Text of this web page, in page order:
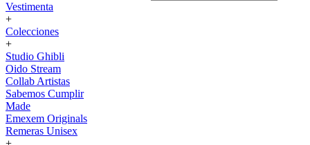
Vestimenta
+
Colecciones
+
Studio Ghibli
Oido Stream
Collab Artistas
Sabemos Cumplir
Made
Emexem Originals
Remeras Unisex